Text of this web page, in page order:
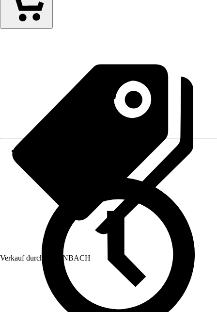
Verkauf durch: HORNBACH